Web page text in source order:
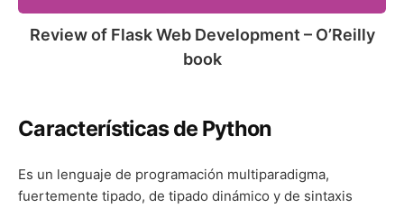
Review of Flask Web Development – O’Reilly
book
Características de Python
Es un lenguaje de programación multiparadigma,
fuertemente tipado, de tipado dinámico y de sintaxis